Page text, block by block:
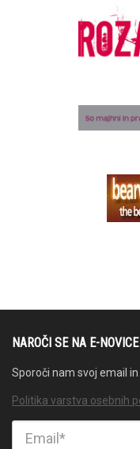
NAROČI SE NA E-NOVICE
Sporoči nam svoj email
Politika varstva osebnih